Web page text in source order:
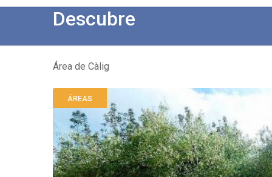
Descubre
Sobrescribir
enlaces
de
ayuda
Área de Càlig
ÁREAS